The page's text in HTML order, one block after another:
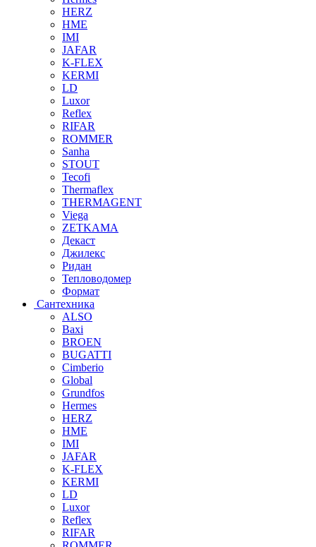
HERZ
HME
IMI
JAFAR
K-FLEX
KERMI
LD
Luxor
Reflex
RIFAR
ROMMER
Sanha
STOUT
Tecofi
Thermaflex
THERMAGENT
Viega
ZETKAMA
Декаст
Джилекс
Ридан
Тепловодомер
Формат
Сантехника
ALSO
Baxi
BROEN
BUGATTI
Cimberio
Global
Grundfos
Hermes
HERZ
HME
IMI
JAFAR
K-FLEX
KERMI
LD
Luxor
Reflex
RIFAR